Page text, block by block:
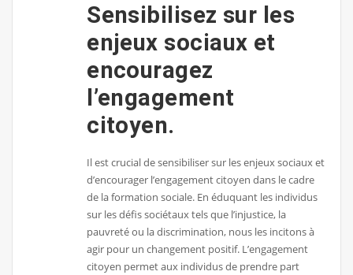
Sensibilisez sur les
enjeux sociaux et
encouragez
l’engagement
citoyen.
Il est crucial de sensibiliser sur les enjeux sociaux et
d’encourager l’engagement citoyen dans le cadre
de la formation sociale. En éduquant les individus
sur les défis sociétaux tels que l’injustice, la
pauvreté ou la discrimination, nous les incitons à
agir pour un changement positif. L’engagement
citoyen permet aux individus de prendre part